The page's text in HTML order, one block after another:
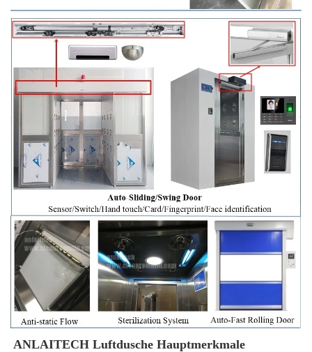
ANLAITECH Luftdusche Hauptmerkmale